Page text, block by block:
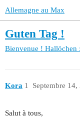
Allemagne au Max
Guten Tag !
Bienvenue ! Hallöchen
Kora Septembre 14,
1
Salut à tous,